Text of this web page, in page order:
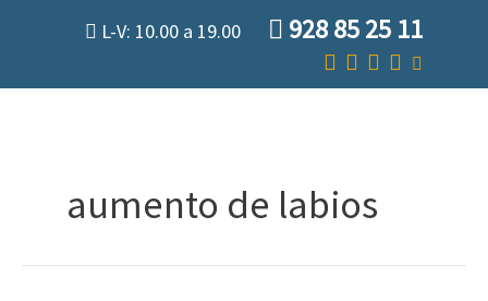
aumento de labios
L-V: 10.00 a 19.00 928 85 25 11